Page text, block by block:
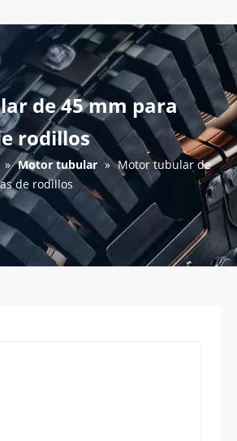
de 45 mm para
rodillos
» Motor tubular » Motor tubular de
de rodillos